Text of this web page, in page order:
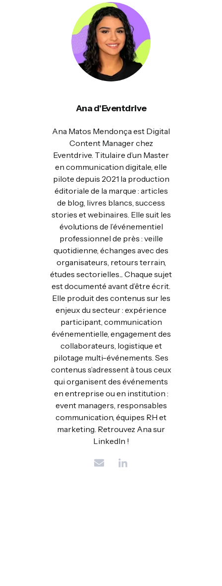
Ana d'Eventdrive
Ana Matos Mendonça est Digital
Content Manager chez
Eventdrive. Titulaire d’un Master
en communication digitale, elle
pilote depuis 2021 la production
éditoriale de la marque : articles
de blog, livres blancs, success
stories et webinaires. Elle suit les
évolutions de l’événementiel
professionnel de près : veille
quotidienne, échanges avec des
organisateurs, retours terrain,
études sectorielles... Chaque sujet
est documenté avant d’être écrit.
Elle produit des contenus sur les
enjeux du secteur : expérience
participant, communication
événementielle, engagement des
collaborateurs, logistique et
pilotage multi-événements. Ses
contenus s’adressent à tous ceux
qui organisent des événements
en entreprise ou en institution :
event managers, responsables
communication, équipes RH et
marketing. Retrouvez Ana sur
LinkedIn !